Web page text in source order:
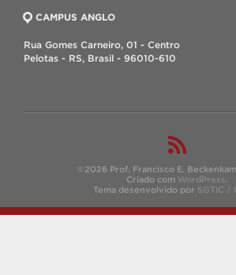
CAMPUS ANGLO
Rua Gomes Carneiro, 01 - Centro
Pelotas - RS, Brasil - 96010-610
©2026 Prof. Francisco E.
Criado com WordPress.
Tema desenvolvido por SGTIC /